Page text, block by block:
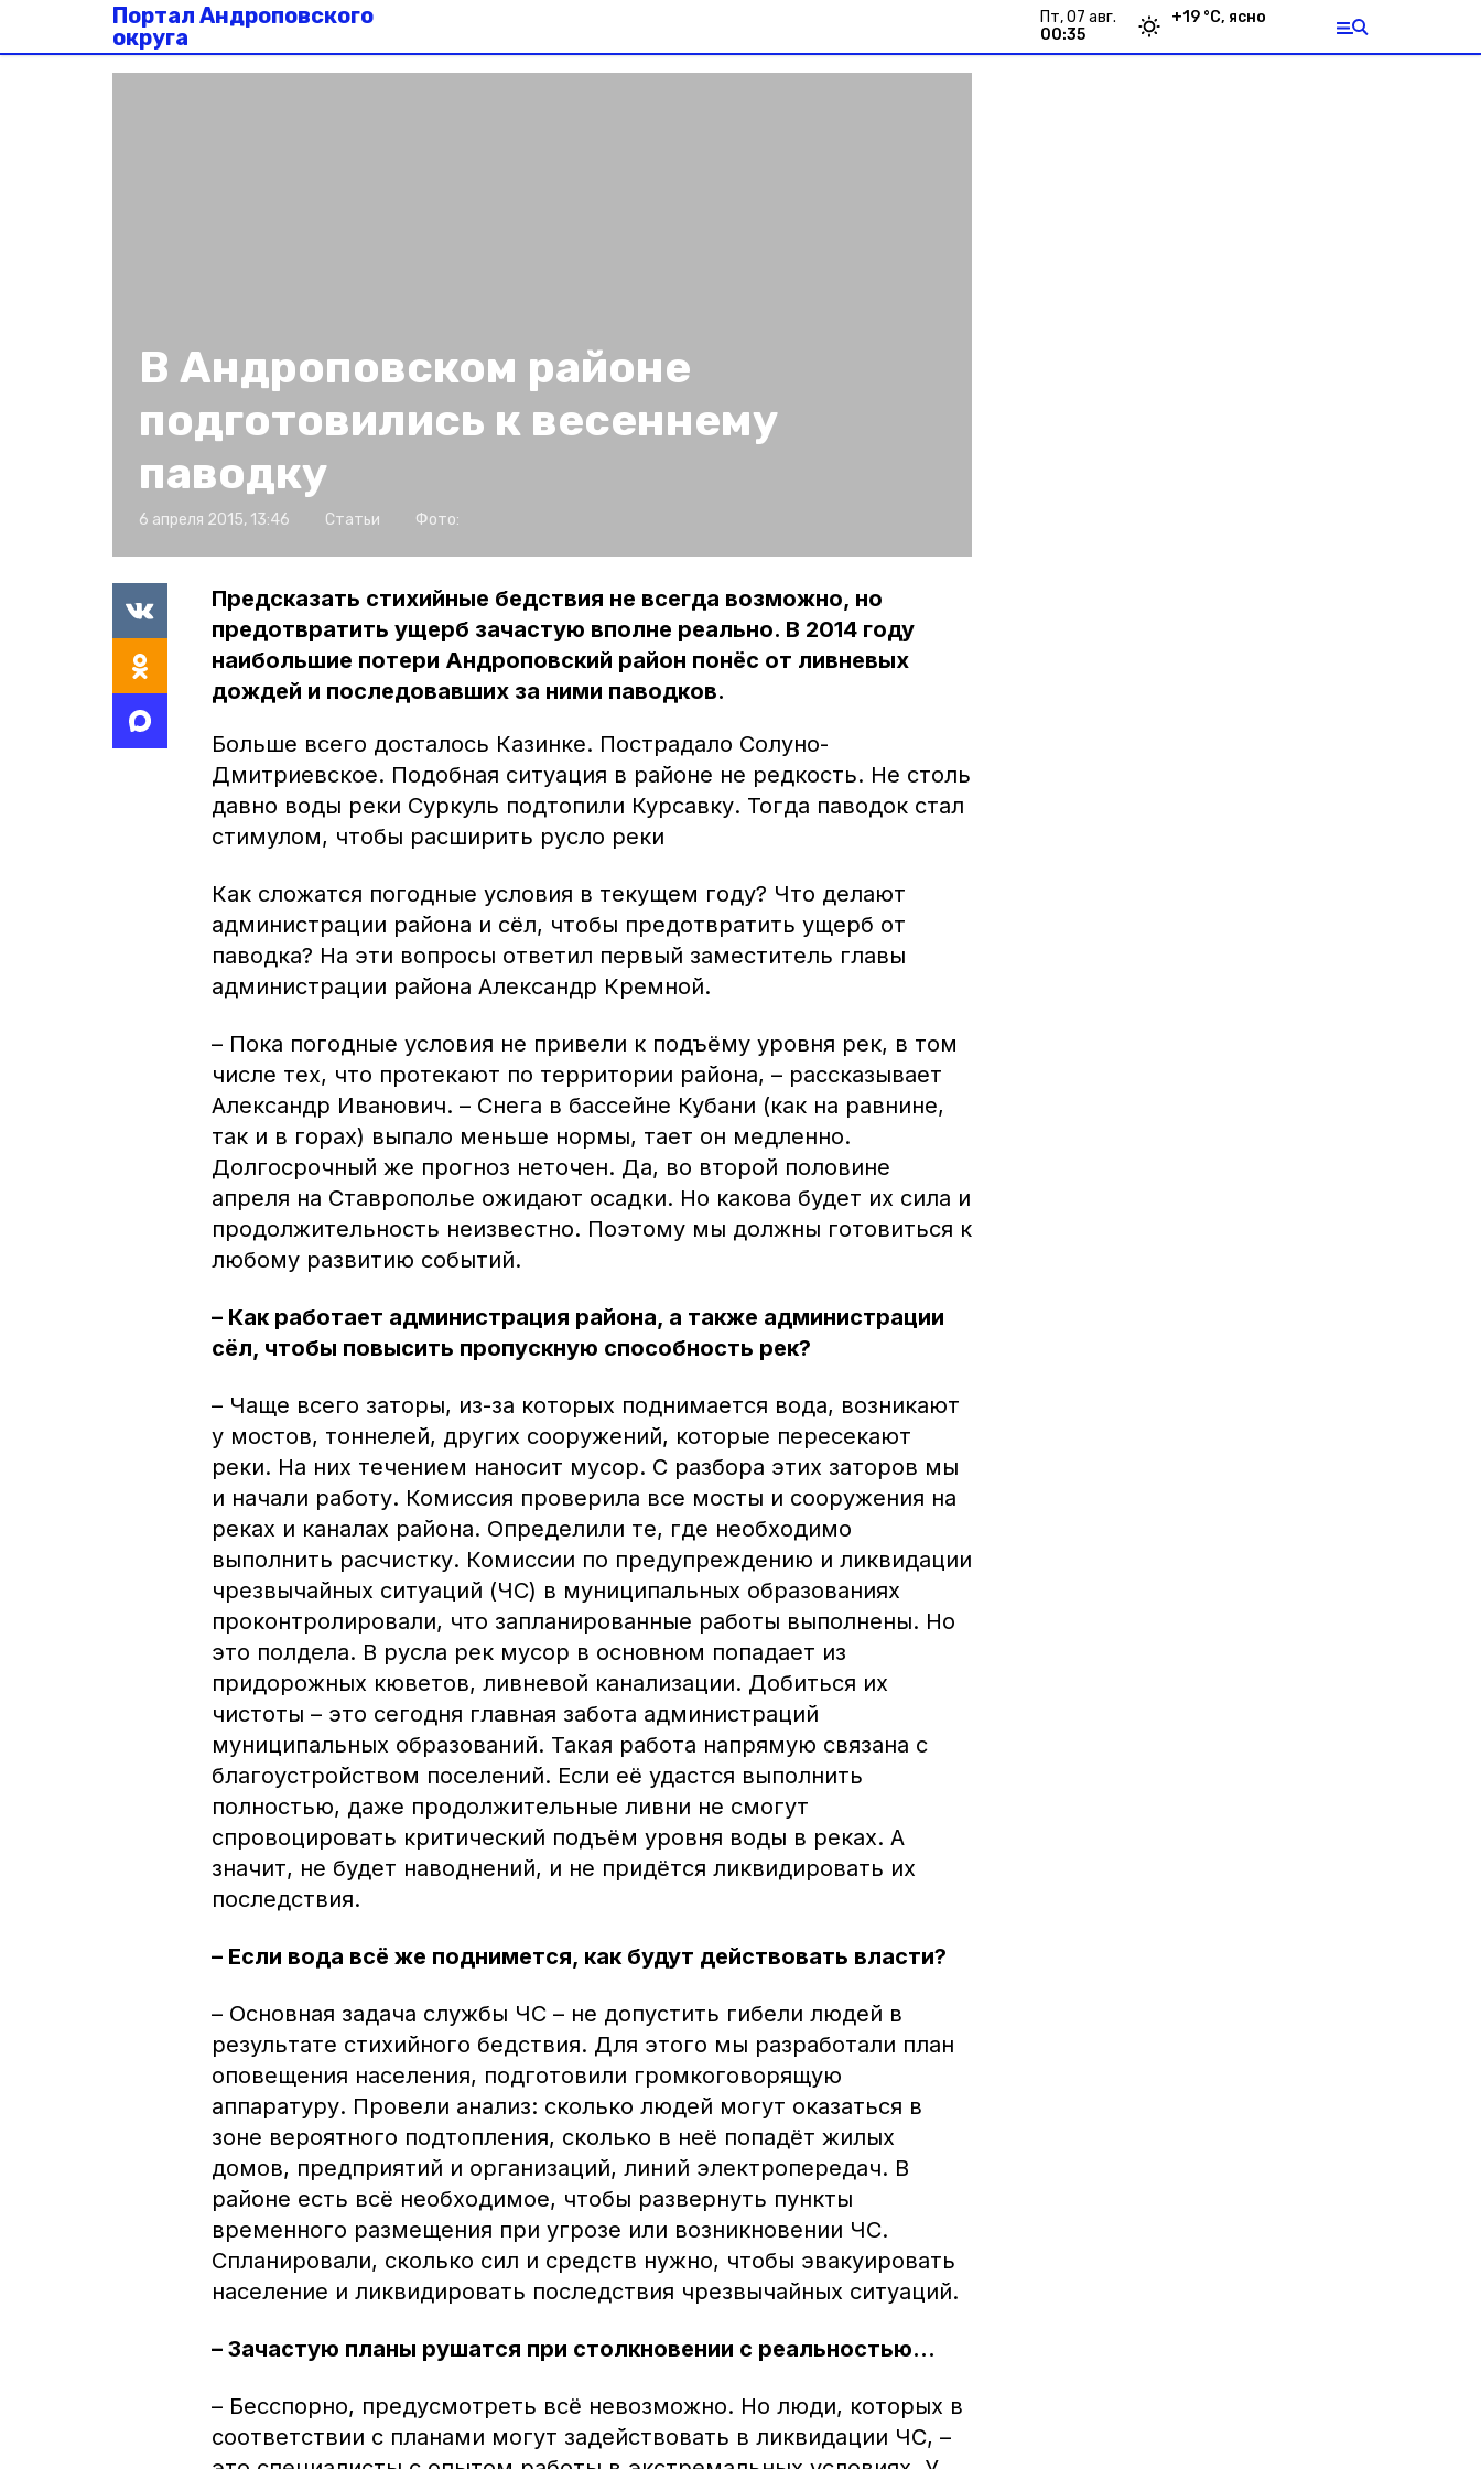
Портал Андроповского
округа
пт, 07 авг.
00:35
+19 °С, ясно
В Андроповском районе
подготовились к весеннему
паводку
6 апреля 2015, 13:46 Статьи Фото:
Предсказать стихийные бедствия не всегда возможно, но
предотвратить ущерб зачастую вполне реально. В 2014 году
наибольшие потери Андроповский район понёс от ливневых
дождей и последовавших за ними паводков.
Больше всего досталось Казинке. Пострадало Солуно-
Дмитриевское. Подобная ситуация в районе не редкость. Не столь
давно воды реки Суркуль подтопили Курсавку. Тогда паводок стал
стимулом, чтобы расширить русло реки
Как сложатся погодные условия в текущем году? Что делают
администрации района и сёл, чтобы предотвратить ущерб от
паводка? На эти вопросы ответил первый заместитель главы
администрации района Александр Кремной.
– Пока погодные условия не привели к подъёму уровня рек, в том
числе тех, что протекают по территории района, – рассказывает
Александр Иванович. – Снега в бассейне Кубани (как на равнине,
так и в горах) выпало меньше нормы, тает он медленно.
Долгосрочный же прогноз неточен. Да, во второй половине
апреля на Ставрополье ожидают осадки. Но какова будет их сила и
продолжительность неизвестно. Поэтому мы должны готовиться к
любому развитию событий.
– Как работает администрация района, а также администрации
сёл, чтобы повысить пропускную способность рек?
– Чаще всего заторы, из-за которых поднимается вода, возникают
у мостов, тоннелей, других сооружений, которые пересекают
реки. На них течением наносит мусор. С разбора этих заторов мы
и начали работу. Комиссия проверила все мосты и сооружения на
реках и каналах района. Определили те, где необходимо
выполнить расчистку. Комиссии по предупреждению и ликвидации
чрезвычайных ситуаций (ЧС) в муниципальных образованиях
проконтролировали, что запланированные работы выполнены. Но
это полдела. В русла рек мусор в основном попадает из
придорожных кюветов, ливневой канализации. Добиться их
чистоты – это сегодня главная забота администраций
муниципальных образований. Такая работа напрямую связана с
благоустройством поселений. Если её удастся выполнить
полностью, даже продолжительные ливни не смогут
спровоцировать критический подъём уровня воды в реках. А
значит, не будет наводнений, и не придётся ликвидировать их
последствия.
– Если вода всё же поднимется, как будут действовать власти?
– Основная задача службы ЧС – не допустить гибели людей в
результате стихийного бедствия. Для этого мы разработали план
оповещения населения, подготовили громкоговорящую
аппаратуру. Провели анализ: сколько людей могут оказаться в
зоне вероятного подтопления, сколько в неё попадёт жилых
домов, предприятий и организаций, линий электропередач. В
районе есть всё необходимое, чтобы развернуть пункты
временного размещения при угрозе или возникновении ЧС.
Спланировали, сколько сил и средств нужно, чтобы эвакуировать
население и ликвидировать последствия чрезвычайных ситуаций.
– Зачастую планы рушатся при столкновении с реальностью...
– Бесспорно, предусмотреть всё невозможно. Но люди, которых в
соответствии с планами могут задействовать в ликвидации ЧС, –